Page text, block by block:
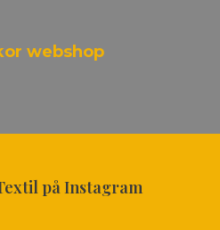
webshop
på Instagram